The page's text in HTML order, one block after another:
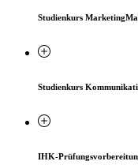
Studienkurs
Studienkurs
IHK-